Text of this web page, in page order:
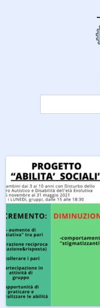
Ricerca